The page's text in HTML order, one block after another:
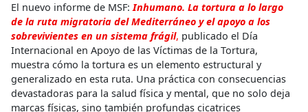
El nuevo informe de MSF:Inhumano. La tortura a lo largo
de la ruta migratoria del Mediterráneo y el apoyo a los
sobrevivientes en un sistema frágil, publicado el Día
Internacional en Apoyo de las Víctimas de la Tortura,
muestra cómo la tortura es un elemento estructural y
generalizado en esta ruta. Una práctica con consecuencias
devastadoras para la salud física y mental, que no solo deja
marcas físicas, sino también profundas cicatrices